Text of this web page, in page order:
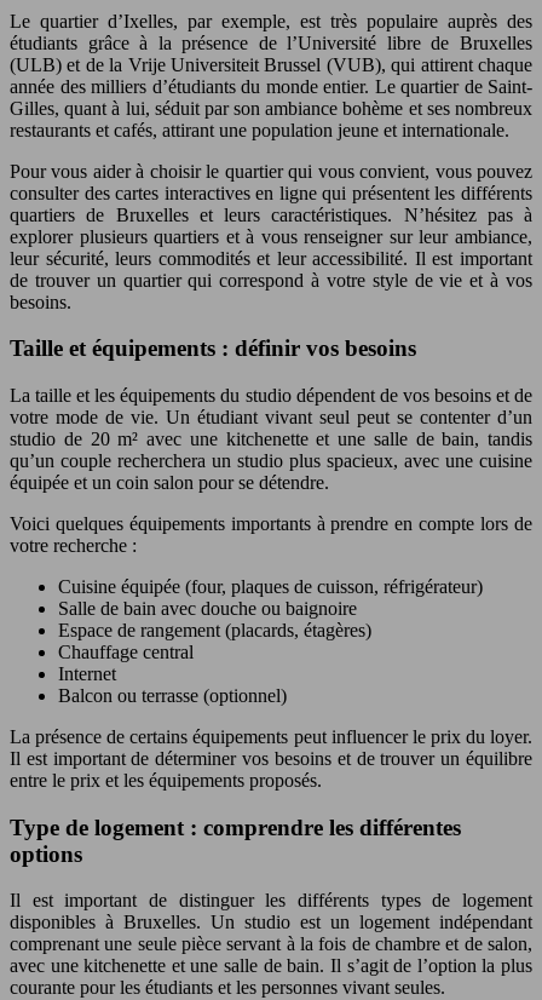
Le quartier d’Ixelles, par exemple, est très populaire auprès des
étudiants grâce à la présence de l’Université libre de Bruxelles
(ULB) et de la Vrije Universiteit Brussel (VUB), qui attirent chaque
année des milliers d’étudiants du monde entier. Le quartier de Saint-
Gilles, quant à lui, séduit par son ambiance bohème et ses nombreux
restaurants et cafés, attirant une population jeune et internationale.
Pour vous aider à choisir le quartier qui vous convient, vous pouvez
consulter des cartes interactives en ligne qui présentent les différents
quartiers de Bruxelles et leurs caractéristiques. N’hésitez pas à
explorer plusieurs quartiers et à vous renseigner sur leur ambiance,
leur sécurité, leurs commodités et leur accessibilité. Il est important
de trouver un quartier qui correspond à votre style de vie et à vos
besoins.
Taille et équipements : définir vos besoins
La taille et les équipements du studio dépendent de vos besoins et de
votre mode de vie. Un étudiant vivant seul peut se contenter d’un
studio de 20 m² avec une kitchenette et une salle de bain, tandis
qu’un couple recherchera un studio plus spacieux, avec une cuisine
équipée et un coin salon pour se détendre.
Voici quelques équipements importants à prendre en compte lors de
votre recherche :
Cuisine équipée (four, plaques de cuisson, réfrigérateur)
Salle de bain avec douche ou baignoire
Espace de rangement (placards, étagères)
Chauffage central
Internet
Balcon ou terrasse (optionnel)
La présence de certains équipements peut influencer le prix du loyer.
Il est important de déterminer vos besoins et de trouver un équilibre
entre le prix et les équipements proposés.
Type de logement : comprendre les différentes
options
Il est important de distinguer les différents types de logement
disponibles à Bruxelles. Un studio est un logement indépendant
comprenant une seule pièce servant à la fois de chambre et de salon,
avec une kitchenette et une salle de bain. Il s’agit de l’option la plus
courante pour les étudiants et les personnes vivant seules.